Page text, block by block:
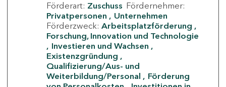
Förderart: Zuschuss Fördernehmer:
Privatpersonen
Unternehmen
Förderzweck: Arbeitsplatzförderung
Forschung, Innovation und Technologie
Investieren und Wachsen
Existenzgründung
Qualifizierung/Aus- und
Weiterbildung/Personal
Förderung